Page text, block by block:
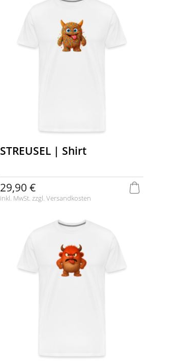
STREUSEL | Shirt
29,90 €
inkl. MwSt. zzgl. Versandkosten